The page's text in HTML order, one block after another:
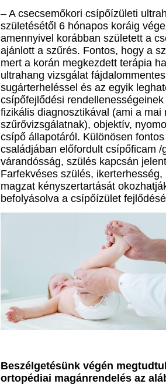
– A csecsemőkori csípőízületi
születésétől 6 hónapos koráig
amennyivel korábban született a
ajánlott a szűrés. Fontos, hogy a
mert a korán megkezdett terápia
ultrahang vizsgálat
sugárterheléssel és az egyik
csípőfejlődési
fizikális diagnosztikával (ami a mai
szűrővizsgálatnak), objektív,
csípő állapotáról. Különösen
családjában előfordult csípőficam
várandósság, szülés kapcsán
Farfekvéses szülés,
magzat kényszertartását
befolyásolva a csípőízület
Beszélgetésünk végén
ortopédiai magánrendelés az